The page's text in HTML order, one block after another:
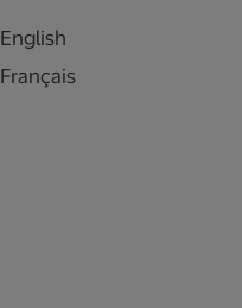
English
Français